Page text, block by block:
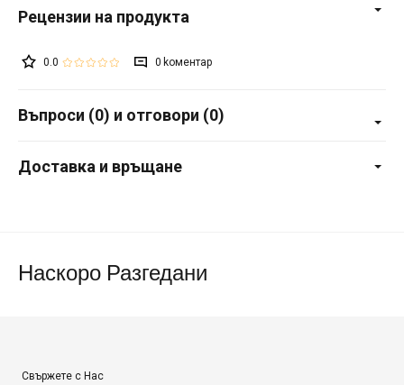
0.0 0
Въпроси (0) и отговори (0)
Доставка и връщане
Наскоро Разгедани
Свържете с Нас